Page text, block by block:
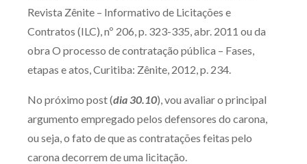
Revista Zênite – Informativo de Licitações e
Contratos (ILC), nº 206, p. 323-335, abr. 2011 ou da
obra O processo de contratação pública – Fases,
etapas e atos, Curitiba: Zênite, 2012, p. 234.
No próximo post (dia 30.10), vou avaliar o principal
argumento empregado pelos defensores do carona,
ou seja, o fato de que as contratações feitas pelo
carona decorrem de uma licitação.